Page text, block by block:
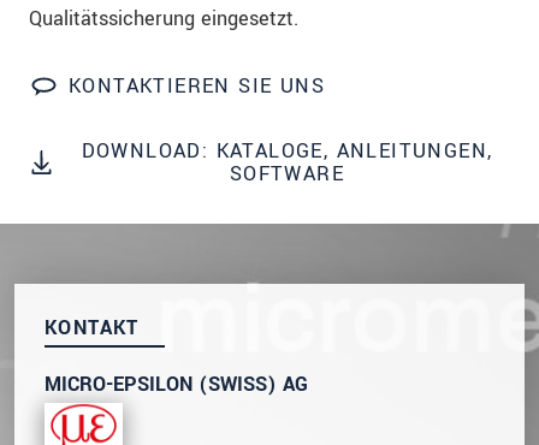
Qualitätssicherung eingesetzt.
KONTAKTIEREN SIE UNS
DOWNLOAD: KATALOGE, ANLEITUNGEN,
SOFTWARE
KONTAKT
MICRO-EPSILON (SWISS) AG